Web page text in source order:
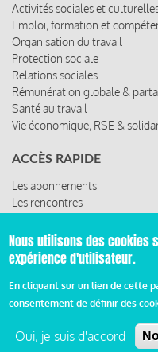
Activités sociales et
Emploi, formation et
Organisation du travail
Protection sociale
Relations sociales
Rémunération globale &
Santé au travail
Vie économique, RSE &
ACCÈS RAPIDE
Les abonnements
Les rencontres
© 2019 Miroir
Pied
Mentions légales et
Nous utilisons des cookies
expérience d'utilisateur.
En cliquant sur un lien de cette
consentement de définir des
Oui, je suis d'accord